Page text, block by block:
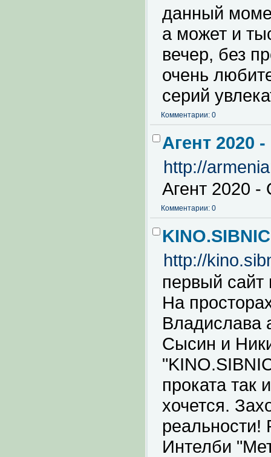
данный
а может и
вечер, без
очень
серий
Комментарии: 0
Агент 2020
http://
Агент 2020
Комментарии: 0
http://
первый
На
Владислава
Сысин и
проката так
хочется.
Интелби